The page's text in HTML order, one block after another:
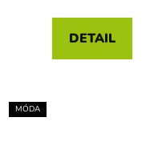
DETAIL
MÓDA